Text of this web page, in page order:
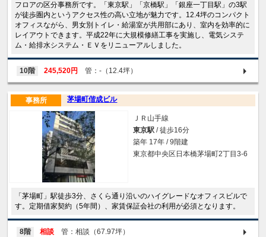
フロアの区分事務所です。「東京駅」「京橋駅」「銀座一丁目駅」の3駅
が徒歩圏内というアクセス性の高い立地が魅力です。12.4坪のコンパクト
オフィスながら、男女別トイレ・給湯室が共用部にあり、室内を効率的に
レイアウトできます。平成22年に大規模修繕工事を実施し、電気システ
ム・給排水システム・ＥＶをリニューアルしました。
10階 245,520円 管：-（12.4坪）
茅場町偕成ビル
事務所
ＪＲ山手線
東京駅 / 徒歩16分
築年 17年 / 9階建
東京都中央区日本橋茅場町2丁目3-6
「茅場町」駅徒歩3分、さくら通り沿いのハイグレードなオフィスビルで
す。定期借家契約（5年間）、家賃保証会社の利用が必須となります。
8階 相談 管：相談（67.97坪）